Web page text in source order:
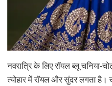
नवरात्रि के लिए रॉयल ब्लू चनिया-
त्योहार में रॉयल और सुंदर लगता